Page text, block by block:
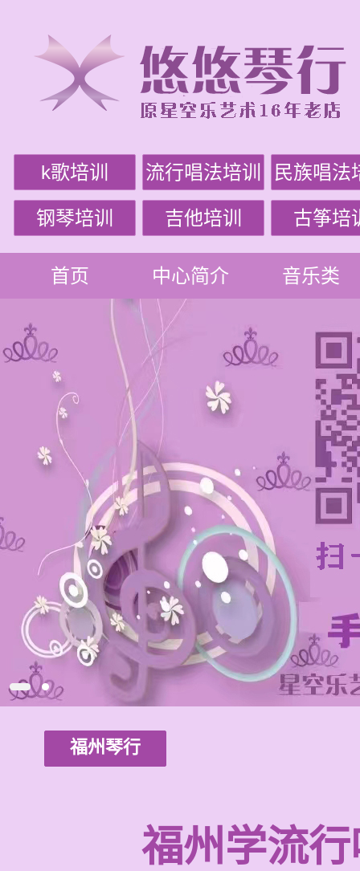
k歌培训 流行唱法培训 民族唱法
钢琴培训 吉他培训 古筝培
首页 中心简介 音乐类
福州琴行
福州学流